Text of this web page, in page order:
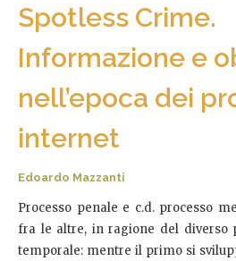
Spotless Crime.
Informazione e
nell’epoca dei
internet
Edoardo Mazzanti
Processo penale e c.d. processo
fra le altre, in ragione del diverso
temporale: mentre il primo si